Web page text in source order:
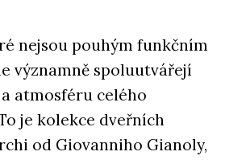
nejsou pouhým funkčním
významně spoluutvářejí
atmosféru celého
je kolekce dveřních
od Giovanniho Gianoly,